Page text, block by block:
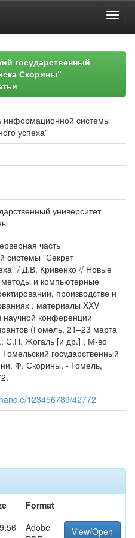
государственный
Скорины"
информационной системы
успеха"
университет
часть
системы "Секрет
/ Д.В. Кривенко // Новые
методы и компьютерные
производстве и
: материалы XXV
научной конференции
(Гомель, 21–23 марта
С.П. Жогаль [и др.] ; М-во
государственный
Ф. Скорины. - Гомель,
123456789/42772
Format
Adobe
View/Open